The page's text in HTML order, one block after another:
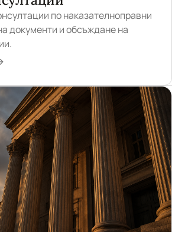
по наказателноправни
документи и обсъждане на